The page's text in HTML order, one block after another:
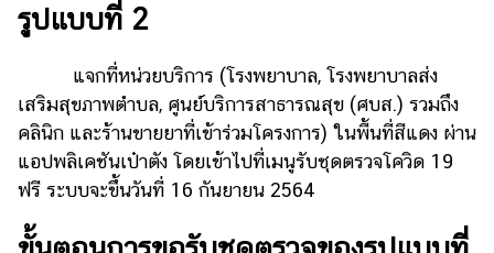
รูปแบบที่ 2
แจกที่หน่วยบริการ (โรงพยาบาล, โรงพยาบาลส่ง
เสริมสุขภาพตำบล, ศูนย์บริการสาธารณสุข (ศบส.) รวมถึง
คลินิก และร้านขายยาที่เข้าร่วมโครงการ) ในพื้นที่สีแดง ผ่าน
แอปพลิเคชันเป๋าตัง โดยเข้าไปที่เมนูรับชุดตรวจโควิด 19
ฟรี ระบบจะขึ้นวันที่ 16 กันยายน 2564